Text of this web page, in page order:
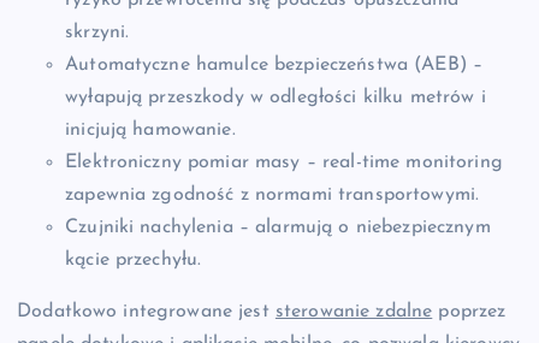
skrzyni.
Automatyczne hamulce bezpieczeństwa (AEB) –
wyłapują przeszkody w odległości kilku metrów i
inicjują hamowanie.
Elektroniczny pomiar masy – real-time monitoring
zapewnia zgodność z normami transportowymi.
Czujniki nachylenia – alarmują o niebezpiecznym
kącie przechyłu.
Dodatkowo integrowane jest sterowanie zdalne poprzez